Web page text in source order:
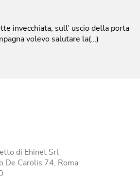
invecchiata, sull’ uscio della porta
volevo salutare la(…)
di Ehinet Srl
De Carolis 74, Roma